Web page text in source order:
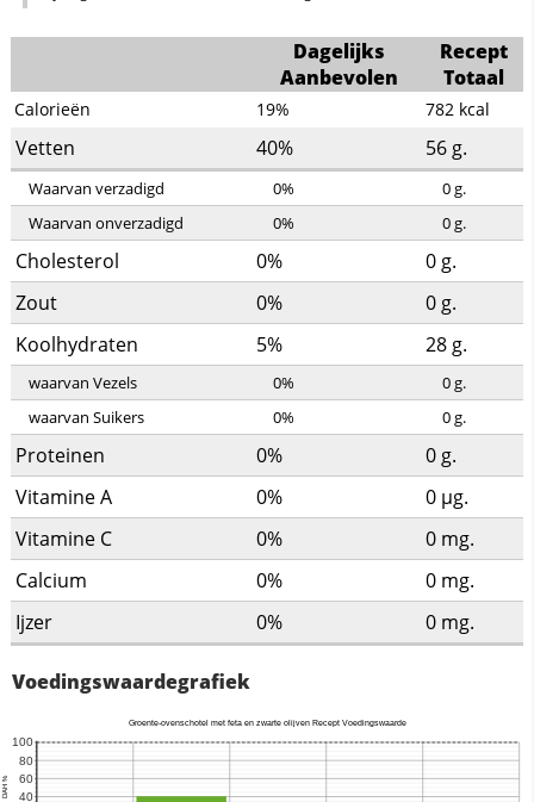
Dagelijks
Aanbevolen
Recept
Totaal
Calorieën 19% 782 kcal
Vetten 40% 56g.
Waarvan verzadigd 0% 0g.
Waarvan onverzadigd
0% 0g.
Cholesterol 0% 0g.
Zout
0% 0g.
Koolhydraten
5% 28g.
waarvan Vezels 0% 0g.
waarvan Suikers
0% 0g.
Proteinen 0% 0g.
Vitamine A
0% 0 µg.
Vitamine C
0% 0 mg.
Calcium
0% 0 mg.
Ijzer
0% 0 mg.
Voedingswaardegrafiek